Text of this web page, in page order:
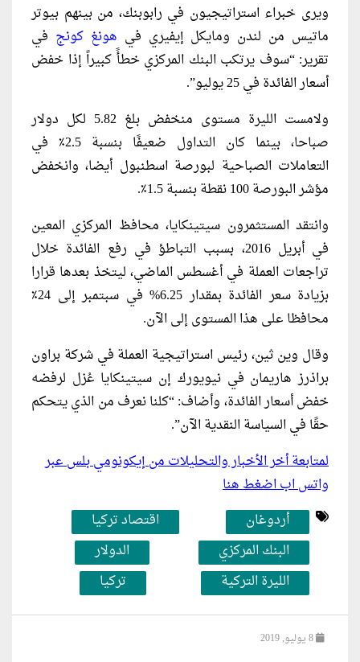
ويرى خبراء استراتيجيون في رابوبنك، من بينهم بيوتر
ماتيس من لندن ومايكل إيفيري في هونغ كونج في
تقرير: “سوف يرتكب البنك المركزي خطأً كبيراً إذا خفض
أسعار الفائدة في 25 يوليو”.
ولامست الليرة مستوى منخفض بلغ 5.82 لكل دولار
صباحا، بينما كان التداول ضعيفًا بنسبة 2.5٪ في
التعاملات الصباحية لبورصة اسطنبول أيضا، وانخفض
مؤشر البورصة 100 نقطة بنسبة 1.5٪.
وانتقد المستثمرون سيتينكايا، محافظ المركزي المعين
في أبريل 2016، بسبب التباطؤ في رفع الفائدة خلال
تراجعات العملة في أغسطس الماضي، ليتخذ بعدها قرارا
بزيادة سعر الفائدة بمقدار 6.25% في سبتمبر إلى 24٪
محافظا على هذا المستوى إلى الآن.
وقال وين ثين، رئيس استراتيجية العملة في شركة براون
براذرز هاريمان في نيويورك إن سيتينكايا عُزل لرفضه
خفض أسعار الفائدة، وأضاف: “كلنا نعرف من الذي يتحكم
حقًا في السياسة النقدية الآن”.
لمتابعة أخر الأخبار والتحليلات من إيكونومي بلس عبر
واتس اب اضغط هنا
أردوغان
اقتصاد تركيا
البنك المركزي
الدولار
الليرة التركية
تركيا